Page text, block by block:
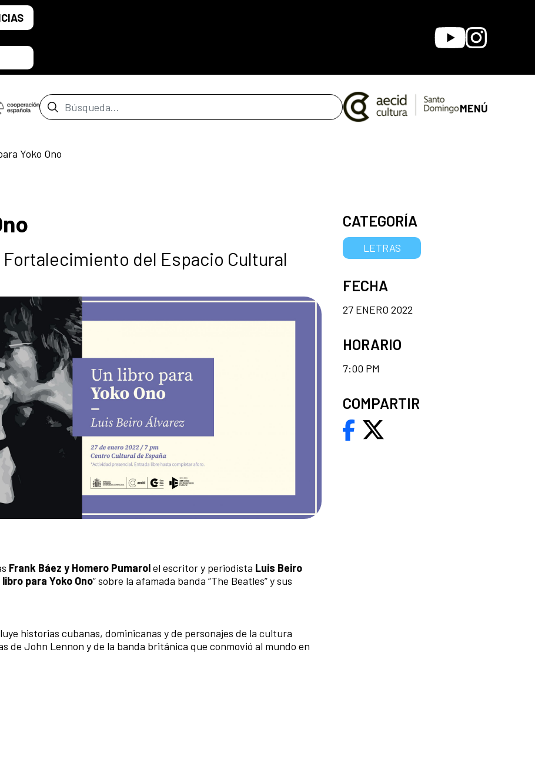
YoutubeInstagram
Barra de búsqueda MENÚ
Yoko Ono
del Espacio Cultural
Frank Báez y Homero Pumarolel escritor y periodista Luis Beiro
libro para Yoko Ono” sobre la afamada banda “The Beatles” y sus
historias cubanas, dominicanas y de personajes de la cultura
de John Lennon y de la banda británica que conmovió al mundo en
CATEGORÍA
LETRAS
FECHA
27 ENERO 2022
HORARIO
7:00 PM
COMPARTIR